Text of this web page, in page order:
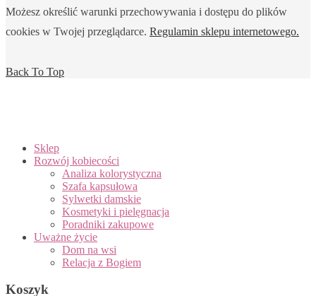
Możesz określić warunki przechowywania i dostępu do plików
cookies w Twojej przeglądarce. Regulamin sklepu internetowego.
Back To Top
Sklep
Rozwój kobiecości
Analiza kolorystyczna
Szafa kapsułowa
Sylwetki damskie
Kosmetyki i pielęgnacja
Poradniki zakupowe
Uważne życie
Dom na wsi
Relacja z Bogiem
Koszyk